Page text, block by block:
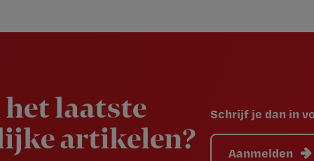
laatste
artikelen?
Schrijf je dan in
Aanmelden